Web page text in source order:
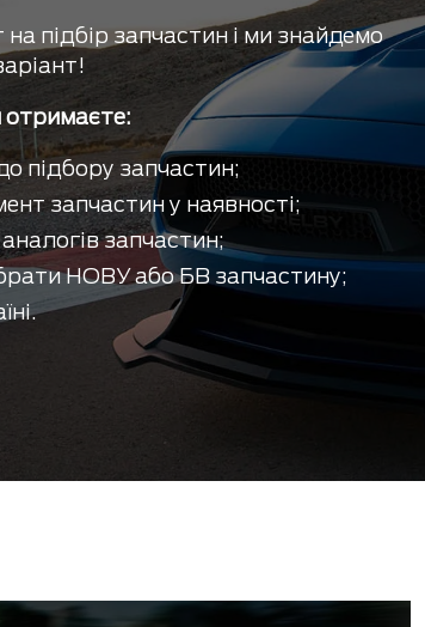
підбір запчастин і ми знайдемо
отримаєте:
підбору запчастин;
запчастин у наявності;
аналогів запчастин;
НОВУ або БВ запчастину;